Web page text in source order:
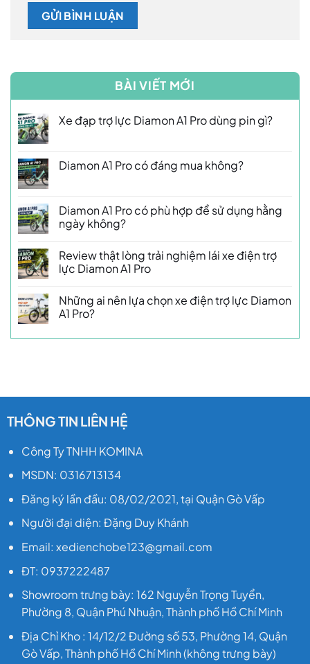
BÀI VIẾT MỚI
Xe đạp trợ lực Diamon A1 Pro dùng pin gì?
Diamon A1 Pro có đáng mua không?
Diamon A1 Pro có phù hợp để sử dụng hằng
ngày không?
Review thật lòng trải nghiệm lái xe điện trợ
lực Diamon A1 Pro
Những ai nên lựa chọn xe điện trợ lực Diamon
A1 Pro?
THÔNG TIN LIÊN HỆ
Công Ty TNHH KOMINA
MSDN: 0316713134
Đăng ký lần đầu: 08/02/2021, tại Quận Gò Vấp
Người đại diện: Đặng Duy Khánh
Email: xedienchobe123@gmail.com
ĐT: 0937222487
Showroom trưng bày: 162 Nguyễn Trọng Tuyển,
Phường 8, Quận Phú Nhuận, Thành phố Hồ Chí Minh
Địa Chỉ Kho : 14/12/2 Đường số 53, Phường 14, Quận
Gò Vấp, Thành phố Hồ Chí Minh (không trưng bày)